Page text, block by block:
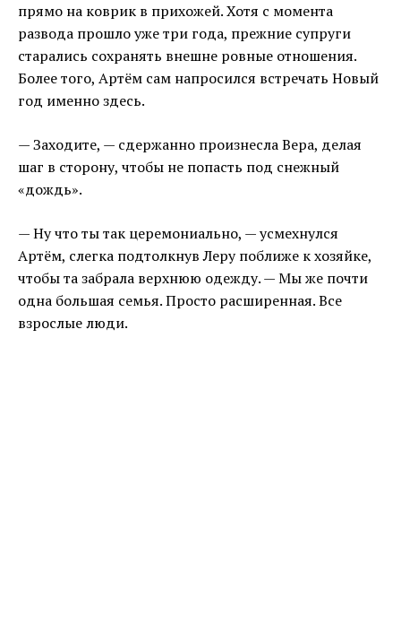
прямо на коврик в прихожей. Хотя с момента
развода прошло уже три года, прежние супруги
старались сохранять внешне ровные отношения.
Более того, Артём сам напросился встречать Новый
год именно здесь.
— Заходите, — сдержанно произнесла Вера, делая
шаг в сторону, чтобы не попасть под снежный
«дождь».
— Ну что ты так церемониально, — усмехнулся
Артём, слегка подтолкнув Леру поближе к хозяйке,
чтобы та забрала верхнюю одежду. — Мы же почти
одна большая семья. Просто расширенная. Все
взрослые люди.